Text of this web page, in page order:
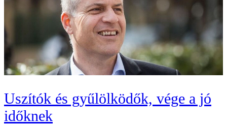
Uszítók és gyűlölködők, vége a jó
időknek